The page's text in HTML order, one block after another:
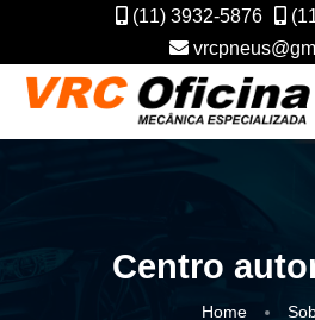
(11) 3932-5876
Centro
Home